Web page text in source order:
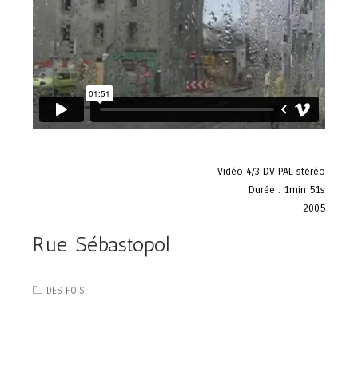
Vidéo 4/3 DV PAL stéréo
Durée : 1min 51s
2005
Rue Sébastopol
DES FOIS